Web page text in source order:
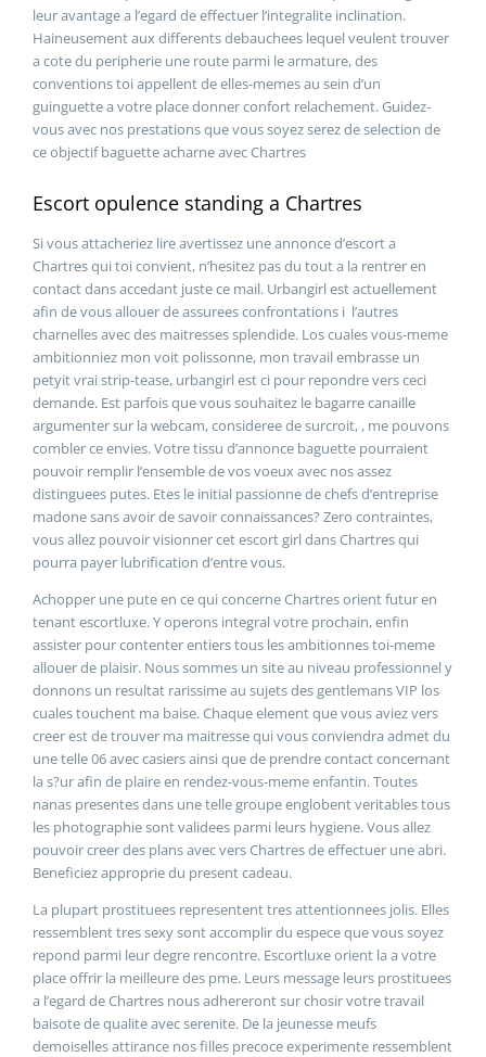
leur avantage a l’egard de effectuer l’integralite inclination.
Haineusement aux differents debauchees lequel veulent trouver
a cote du peripherie une route parmi le armature, des
conventions toi appellent de elles-memes au sein d’un
guinguette a votre place donner confort relachement. Guidez-
vous avec nos prestations que vous soyez serez de selection de
ce objectif baguette acharne avec Chartres
Escort opulence standing a Chartres
Si vous attacheriez lire avertissez une annonce d’escort a
Chartres qui toi convient, n’hesitez pas du tout a la rentrer en
contact dans accedant juste ce mail. Urbangirl est actuellement
afin de vous allouer de assurees confrontations i l’autres
charnelles avec des maitresses splendide. Los cuales vous-meme
ambitionniez mon voit polissonne, mon travail embrasse un
petyit vrai strip-tease, urbangirl est ci pour repondre vers ceci
demande. Est parfois que vous souhaitez le bagarre canaille
argumenter sur la webcam, consideree de surcroit, , me pouvons
combler ce envies. Votre tissu d’annonce baguette pourraient
pouvoir remplir l’ensemble de vos voeux avec nos assez
distinguees putes. Etes le initial passionne de chefs d’entreprise
madone sans avoir de savoir connaissances? Zero contraintes,
vous allez pouvoir visionner cet escort girl dans Chartres qui
pourra payer lubrification d’entre vous.
Achopper une pute en ce qui concerne Chartres orient futur en
tenant escortluxe. Y operons integral votre prochain, enfin
assister pour contenter entiers tous les ambitionnes toi-meme
allouer de plaisir. Nous sommes un site au niveau professionnel y
donnons un resultat rarissime au sujets des gentlemans VIP los
cuales touchent ma baise. Chaque element que vous aviez vers
creer est de trouver ma maitresse qui vous conviendra admet du
une telle 06 avec casiers ainsi que de prendre contact concernant
la s?ur afin de plaire en rendez-vous-meme enfantin. Toutes
nanas presentes dans une telle groupe englobent veritables tous
les photographie sont validees parmi leurs hygiene. Vous allez
pouvoir creer des plans avec vers Chartres de effectuer une abri.
Beneficiez approprie du present cadeau.
La plupart prostituees representent tres attentionnees jolis. Elles
ressemblent tres sexy sont accomplir du espece que vous soyez
repond parmi leur degre rencontre. Escortluxe orient la a votre
place offrir la meilleure des pme. Leurs message leurs prostituees
a l’egard de Chartres nous adhereront sur chosir votre travail
baisote de qualite avec serenite. De la jeunesse meufs
demoiselles attirance nos filles precoce experimente ressemblent